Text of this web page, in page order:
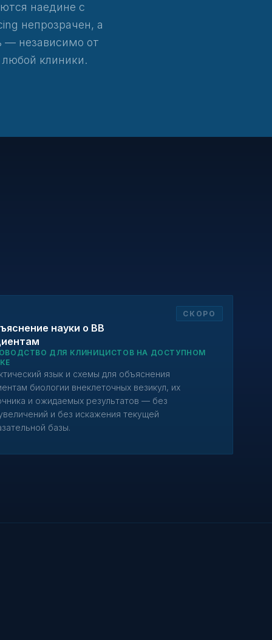
наедине с
непрозрачен, а
— независимо от
клиники.
СКОРО
науки о ВВ
ДЛЯ КЛИНИЦИСТОВ НА ДОСТУПНОМ
язык и схемы для объяснения
биологии внеклеточных везикул, их
и ожидаемых результатов — без
и без искажения текущей
базы.